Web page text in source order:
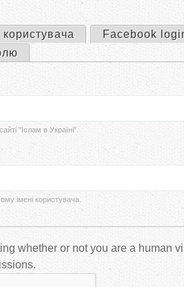
Facebook
"Іслам в Україні".
імені користувача.
whether or not you are a human